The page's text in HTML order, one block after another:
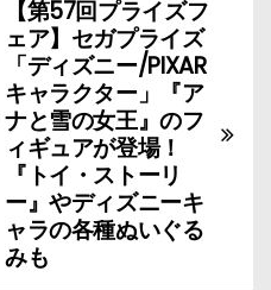
【第57回プライズフ
ェア】セガプライズ
「ディズニー/PIXAR
キャラクター」『ア
ナと雪の女王』のフ
ィギュアが登場！
『トイ・ストーリ
ー』やディズニーキ
ャラの各種ぬいぐる
みも